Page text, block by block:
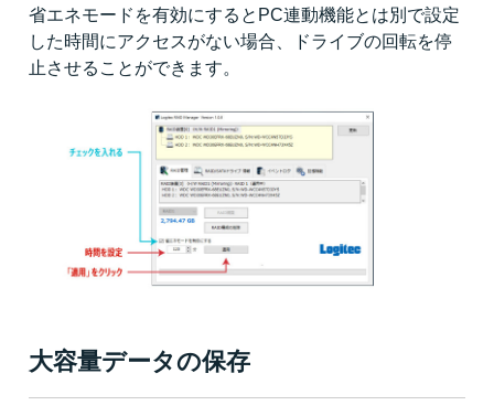
省エネモードを有効にするとPC連動機能とは別で設定
した時間にアクセスがない場合、ドライブの回転を停
止させることができます。
大容量データの保存